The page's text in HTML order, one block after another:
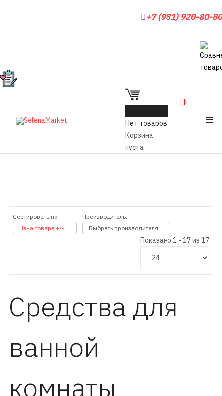
+7 (981) 920-80-80
Нет товаров
Корзина
пуста
Сортировать по
Цена товара +/-
Производитель:
Выбрать производителя
Показано 1 - 17 из 17
Средства для
ванной
комнаты